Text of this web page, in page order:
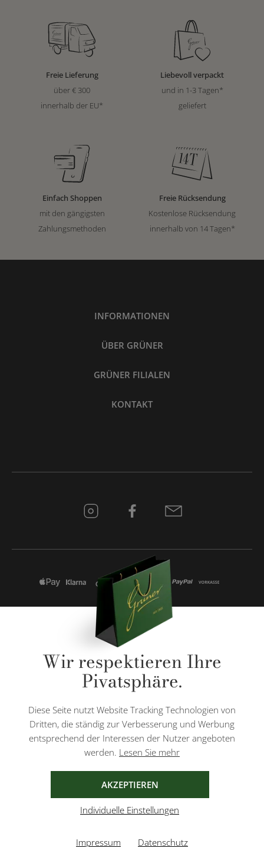
Freie Lieferung
über € 300
innerhalb der EU*
Liebevoll verpackt
und in 1-3 Tagen*
geliefert
Einfach Shoppen
mit den gängigsten
Zahlungsmethoden
Freie Rücksendung
Kostenlose Rücksendung
innerhalb von 14 Tagen*
INFORMATIONEN
ÜBER GRÜNER
GRÜNER FILIALEN
KONTAKT
* Alle Preise inkl. gesetzl. Mehrwertsteuer zzgl.
Nachnahmegebühren, wenn nicht anders angegeben.
Diese Website ist durch reCAPTCHA geschützt und es gelten die
Wir respektieren Ihre
Pivatsphäre.
Diese Seite nutzt Website Tracking Technologien von
Dritten, die ständig zur Verbesserung und Werbung
entsprechend der Interessen der Nutzer angeboten
werden. Lesen Sie mehr
AKZEPTIEREN
Individuelle Einstellungen
Impressum Datenschutz